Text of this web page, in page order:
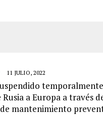
11 JULIO, 2022
a Europa a través
mantenimiento